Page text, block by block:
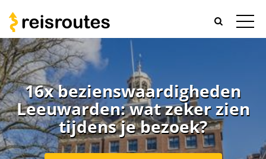
16x bezienswaardigheden
Leeuwarden: wat zeker zien
tijdens je bezoek?